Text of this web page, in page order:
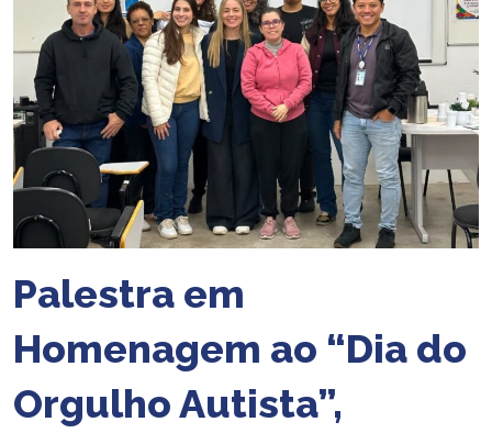
Palestra em
Homenagem ao “Dia do
Orgulho Autista”,